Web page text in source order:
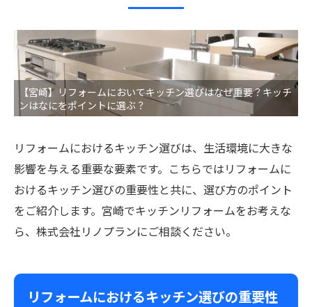
【宮崎】リフォームにおいてキッチン選びはなぜ重要？キッチ
ンはなにをポイントに選ぶ？
リフォームにおけるキッチン選びは、生活環境に大きな
影響を与える重要な要素です。こちらではリフォームに
おけるキッチン選びの重要性と共に、選び方のポイント
をご紹介します。宮崎でキッチンリフォームをお考えな
ら、株式会社リノプランにご相談ください。
リフォームにおけるキッチン選びの重要性